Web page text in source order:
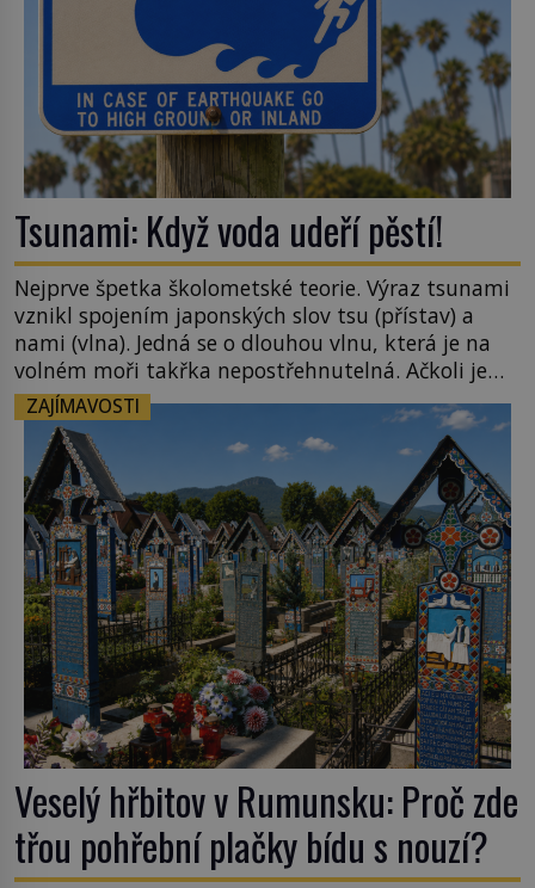
Tsunami: Když voda udeří pěstí!
Nejprve špetka školometské teorie. Výraz tsunami
vznikl spojením japonských slov tsu (přístav) a
nami (vlna). Jedná se o dlouhou vlnu, která je na
volném moři takřka nepostřehnutelná. Ačkoli je
vlnová délka tsunami i 300 kilometrů, výška vlny
na volném moři je maximálně 1,5 metru. Máme se
podobné obří vlny obávat i v Evropě? Vznik
tsunami si […]
ZAJÍMAVOSTI
Veselý hřbitov v Rumunsku: Proč zde
třou pohřební plačky bídu s nouzí?